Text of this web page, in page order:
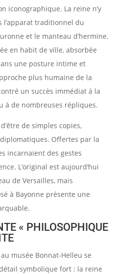
iconographique. La reine n’y
l’apparat traditionnel du
et le manteau d’hermine.
en habit de ville, absorbée
une posture intime et
plus humaine de la
un succès immédiat à la
à de nombreuses répliques.
de simples copies,
Offertes par la
incarnaient des gestes
L’original est aujourd’hui
de Versailles, mais
à Bayonne présente une
« PHILOSOPHIQUE
musée Bonnat-Helleu se
symbolique fort : la reine